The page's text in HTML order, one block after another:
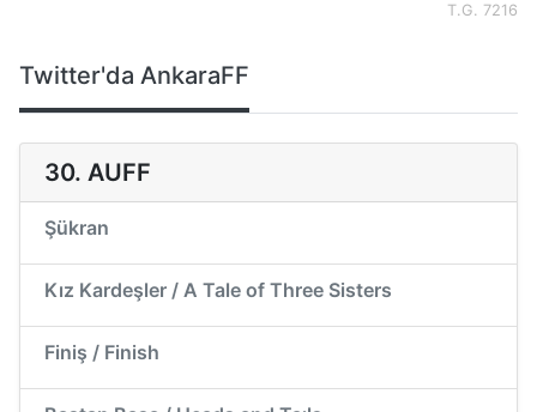
T.G. 7216
Twitter'da AnkaraFF
30. AUFF
Şükran
Kız Kardeşler / A Tale of Three Sisters
Finiş / Finish